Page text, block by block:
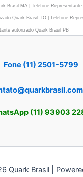
Brasil MA | Telefone Representante
Quark Brasil TO | Telefone
autorizado Quark Brasil PB
Fone (11) 2501-5799
(11) 93903
Quark Brasil |